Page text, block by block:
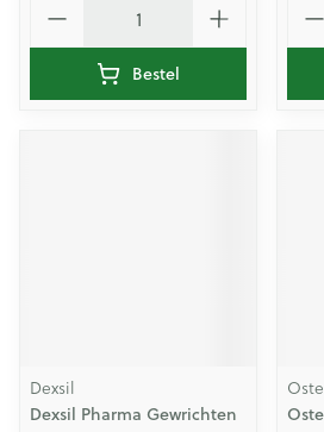
Bestel
Dexsil
Dexsil Pharma Gewrichten